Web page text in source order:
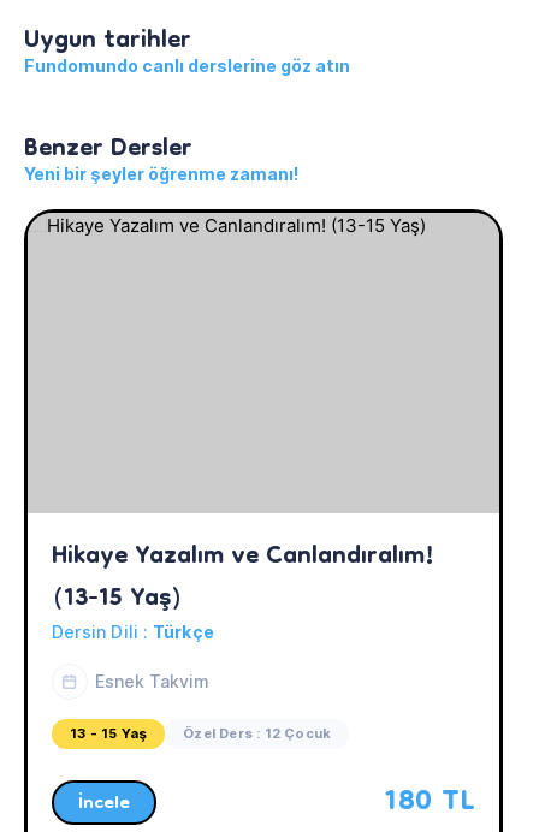
Uygun tarihler
Fundomundo canlı derslerine göz atın
Benzer Dersler
Yeni bir şeyler öğrenme zamanı!
Hikaye Yazalım ve Canlandıralım!
(13-15 Yaş)
Dersin Dili : Türkçe
Esnek Takvim
13 - 15 Yaş Özel Ders : 12 Çocuk
İncele 180 TL